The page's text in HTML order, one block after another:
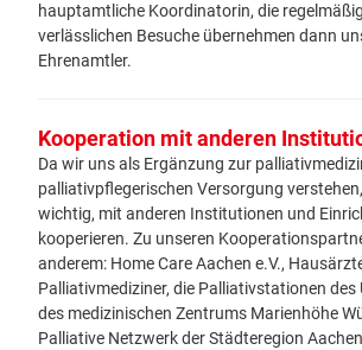
hauptamtliche Koordinatorin, die
verlässlichen Besuche übernehmen dann
Ehrenamtler.
Kooperation mit anderen
Da wir uns als Ergänzung zur
palliativpflegerischen Versorgung
wichtig, mit anderen Institutionen und
kooperieren. Zu unseren
anderem: Home Care Aachen e.V.,
Palliativmediziner, die Palliativstationen des
des medizinischen Zentrums Marienhöhe
Palliative Netzwerk der Städteregion